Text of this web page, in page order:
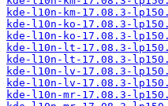
kde-l10n-km-17.08.3-
kde-l10n-ko-17.08.3-
kde-l10n-ko-17.08.3-
kde-l10n-lt-17.08.3-
kde-l10n-lt-17.08.3-
kde-l10n-lv-17.08.3-
kde-l10n-lv-17.08.3-
kde-l10n-mr-17.08.3-